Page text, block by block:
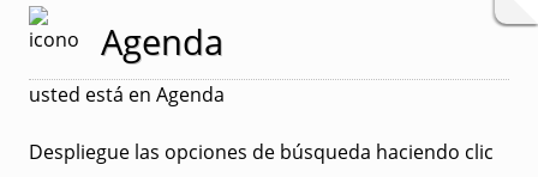
Agenda
usted está en Agenda
Despliegue las opciones de búsqueda haciendo clic